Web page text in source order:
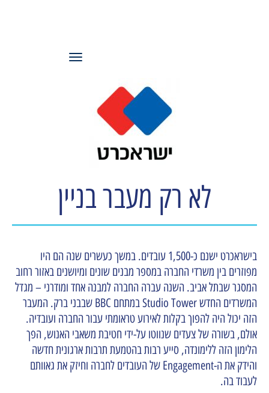
תפריט
לא רק מעבר בניין
בישראכרט ישנם כ-1,500 עובדים. במשך כעשרים שנה הם היו
מפוזרים בין משרדי החברה במספר מבנים שונים ומיושנים באזור רחוב
המסגר שבתל אביב. השנה עברה החברה למבנה אחד ומודרני – מגדל
המשרדים החדש Studio Tower במתחם BBC שבבני ברק. המעבר
הזה יכול היה להפוך בקלות לאירוע טראומתי עבור החברה ועובדיה.
אולם, בשורה של צעדים שנווטו על-ידי חטיבת משאבי האנוש, הפך
הלימון הזה ללימונדה, סייע רבות בהטמעת תרבות ארגונית חדשה
והידק את ה-Engagement של העובדים לחברה וחיזק את גאוותם
לעבוד בה.